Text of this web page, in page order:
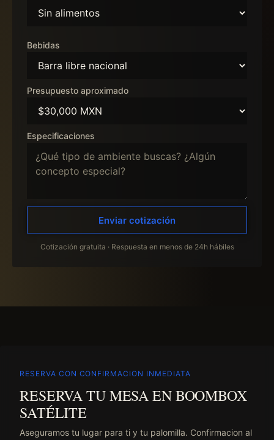
Bebidas
Presupuesto aproximado
Especificaciones
Enviar cotización
Cotización gratuita · Respuesta en menos de 24h hábiles
RESERVA CON CONFIRMACION INMEDIATA
RESERVA TU MESA EN BOOMBOX
SATÉLITE
Aseguramos tu lugar para ti y tu palomilla. Confirmacion al